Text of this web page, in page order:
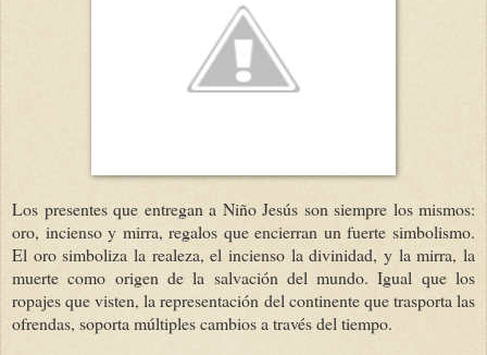
Los presentes que entregan a Niño Jesús son siempre los mismos:
oro, incienso y mirra, regalos que encierran un fuerte simbolismo.
El oro simboliza la realeza, el incienso la divinidad, y la mirra, la
muerte como origen de la salvación del mundo. Igual que los
ropajes que visten, la representación del continente que trasporta las
ofrendas, soporta múltiples cambios a través del tiempo.